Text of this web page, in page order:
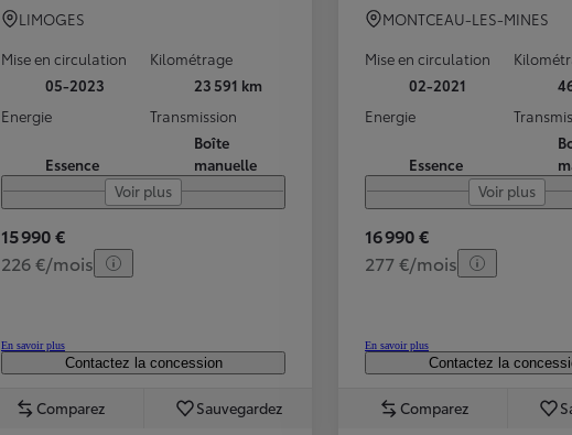
LIMOGES
Mise en circulation
05-2023
Kilométrage
23 591 km
Energie
Essence
Transmission
Boîte
manuelle
Voir plus
15 990 €
226 €/mois
En savoir plus
Contactez la concession
Comparez Sauvegardez
MONTCEAU-LES-MINES
Mise en circulation
02-2021
Energie
Essence
Voir plus
16 990 €
277 €/mois
En savoir plus
Contactez la
Comparez